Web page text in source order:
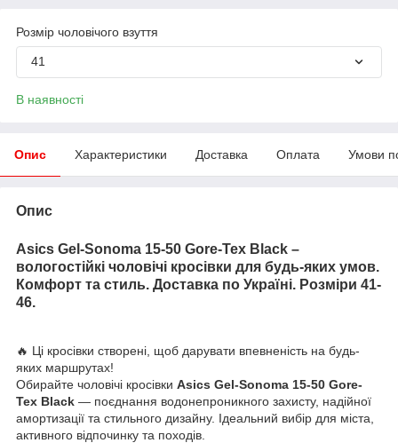
Розмір чоловічого взуття
41
В наявності
Опис Характеристики Доставка Оплата Умови
Опис
Asics Gel-Sonoma 15-50 Gore-Tex Black –
вологостійкі чоловічі кросівки для будь-яких умов.
Комфорт та стиль. Доставка по Україні. Розміри 41-
46.
🔥 Ці кросівки створені, щоб дарувати впевненість на будь-
яких маршрутах!
Обирайте чоловічі кросівки Asics Gel-Sonoma 15-50 Gore-
Tex Black — поєднання водонепроникного захисту, надійної
амортизації та стильного дизайну. Ідеальний вибір для міста,
активного відпочинку та походів.